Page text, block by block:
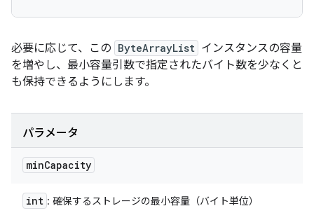
必要に応じて、この ByteArrayList インスタンスの容量
を増やし、最小容量引数で指定されたバイト数を少なくと
も保持できるようにします。
パラメータ
minCapacity
int : 確保するストレージの最小容量（バイト単位）